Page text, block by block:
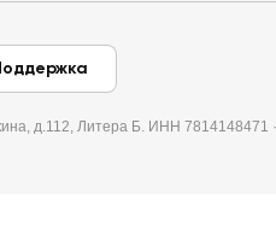
д.112, Литера Б. ИНН